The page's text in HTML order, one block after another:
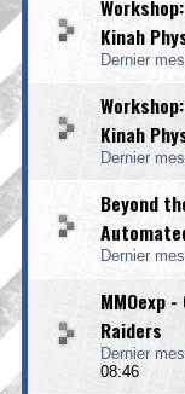
Kinah
Dernier
Kinah
Dernier
Beyond
Dernier
MMOexp
Raiders
Dernier
08:46